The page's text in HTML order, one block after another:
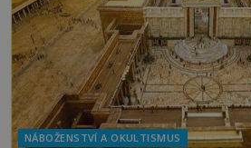
NÁBOŽENSTVÍ A OKULTISMUS